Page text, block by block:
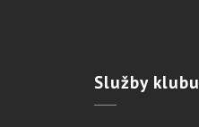
Službyklubu